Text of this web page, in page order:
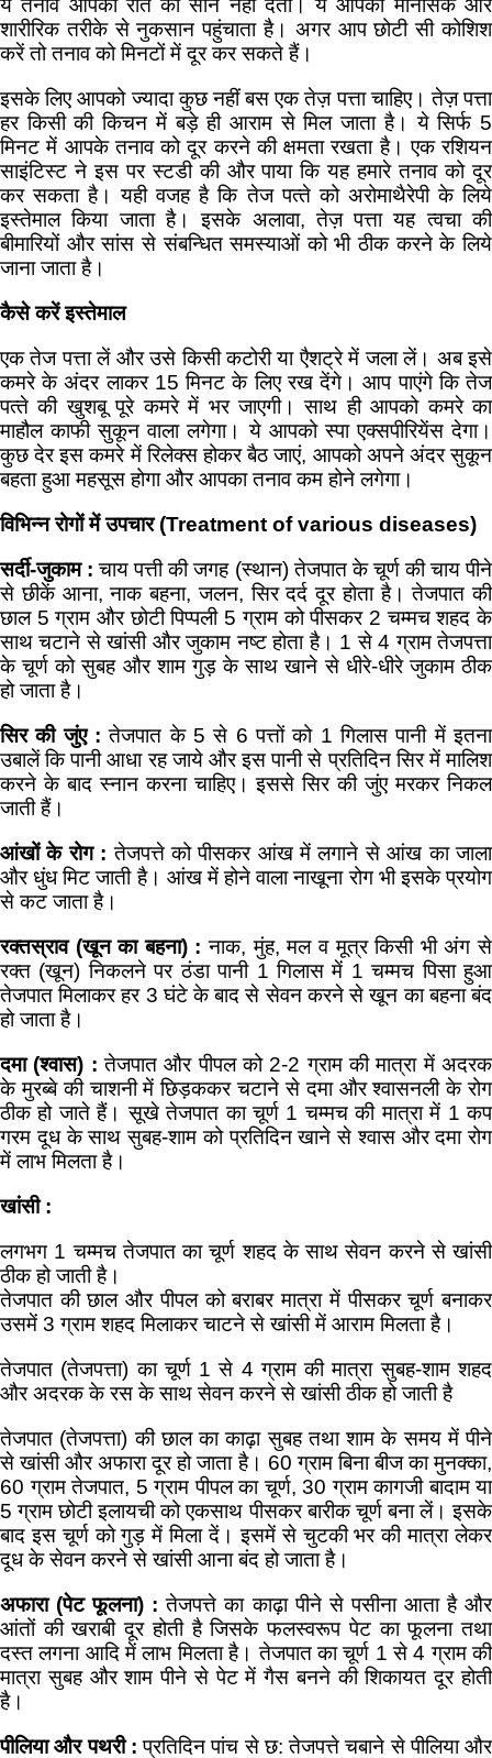
ये तनाव आपको रात को सोने नहीं देता। ये आपको मानसिक और
शारीरिक तरीके से नुकसान पहुंचाता है। अगर आप छोटी सी कोशिश
करें तो तनाव को मिनटों में दूर कर सकते हैं।
इसके लिए आपको ज्यादा कुछ नहीं बस एक तेज़ पत्ता चाहिए। तेज़ पत्ता
हर किसी की किचन में बड़े ही आराम से मिल जाता है। ये सिर्फ 5
मिनट में आपके तनाव को दूर करने की क्षमता रखता है। एक रशियन
साइंटिस्ट ने इस पर स्टडी की और पाया कि यह हमारे तनाव को दूर
कर सकता है। यही वजह है कि तेज पत्‍ते को अरोमाथैरेपी के लिये
इस्‍तेमाल किया जाता है। इसके अलावा, तेज़ पत्ता यह त्‍वचा की
बीमारियों और सांस से संबन्‍धित समस्‍याओं को भी ठीक करने के लिये
जाना जाता है।
कैसे करें इस्तेमाल
एक तेज पत्ता लें और उसे किसी कटोरी या एैशट्रे में जला लें। अब इसे
कमरे के अंदर लाकर 15 मिनट के लिए रख देंगे। आप पाएंगे कि तेज
पत्‍ते की खुशबू पूरे कमरे में भर जाएगी। साथ ही आपको कमरे का
माहौल काफी सुकून वाला लगेगा। ये आपको स्पा एक्सपीरियेंस देगा।
कुछ देर इस कमरे में रिलेक्स होकर बैठ जाएं, आपको अपने अंदर सुकून
बहता हुआ महसूस होगा और आपका तनाव कम होने लगेगा।
विभिन्न रोगों में उपचार (Treatment of various diseases)
सर्दी-जुकाम :चाय पत्ती की जगह (स्थान) तेजपात के चूर्ण की चाय पीने
से छीकें आना, नाक बहना, जलन, सिर दर्द दूर होता है। तेजपात की
छाल 5 ग्राम और छोटी पिप्पली 5 ग्राम को पीसकर 2 चम्मच शहद के
साथ चटाने से खांसी और जुकाम नष्ट होता है। 1 से 4 ग्राम तेजपत्ता
के चूर्ण को सुबह और शाम गुड़ के साथ खाने से धीरे-धीरे जुकाम ठीक
हो जाता है।
सिर की जुंए :तेजपात के 5 से 6 पत्तों को 1 गिलास पानी में इतना
उबालें कि पानी आधा रह जाये और इस पानी से प्रतिदिन सिर में मालिश
करने के बाद स्नान करना चाहिए। इससे सिर की जुंए मरकर निकल
जाती हैं।
आंखों के रोग :तेजपत्ते को पीसकर आंख में लगाने से आंख का जाला
और धुंध मिट जाती है। आंख में होने वाला नाखूना रोग भी इसके प्रयोग
से कट जाता है।
रक्तस्राव (खून का बहना) :नाक, मुंह, मल व मूत्र किसी भी अंग से
रक्त (खून) निकलने पर ठंडा पानी 1 गिलास में 1 चम्मच पिसा हुआ
तेजपात मिलाकर हर 3 घंटे के बाद से सेवन करने से खून का बहना बंद
हो जाता है।
दमा (श्वास) :तेजपात और पीपल को 2-2 ग्राम की मात्रा में अदरक
के मुरब्बे की चाशनी में छिड़ककर चटाने से दमा और श्वासनली के रोग
ठीक हो जाते हैं। सूखे तेजपात का चूर्ण 1 चम्मच की मात्रा में 1 कप
गरम दूध के साथ सुबह-शाम को प्रतिदिन खाने से श्वास और दमा रोग
में लाभ मिलता है।
खांसी :
लगभग 1 चम्मच तेजपात का चूर्ण शहद के साथ सेवन करने से खांसी
ठीक हो जाती है।
तेजपात की छाल और पीपल को बराबर मात्रा में पीसकर चूर्ण बनाकर
उसमें 3 ग्राम शहद मिलाकर चाटने से खांसी में आराम मिलता है।
तेजपात (तेजपत्ता) का चूर्ण 1 से 4 ग्राम की मात्रा सुबह-शाम शहद
और अदरक के रस के साथ सेवन करने से खांसी ठीक हो जाती है
तेजपात (तेजपत्ता) की छाल का काढ़ा सुबह तथा शाम के समय में पीने
से खांसी और अफारा दूर हो जाता है। 60 ग्राम बिना बीज का मुनक्का,
60 ग्राम तेजपात, 5 ग्राम पीपल का चूर्ण, 30 ग्राम कागजी बादाम या
5 ग्राम छोटी इलायची को एकसाथ पीसकर बारीक चूर्ण बना लें। इसके
बाद इस चूर्ण को गुड़ में मिला दें। इसमें से चुटकी भर की मात्रा लेकर
दूध के सेवन करने से खांसी आना बंद हो जाता है।
अफारा (पेट फूलना) :तेजपत्ते का काढ़ा पीने से पसीना आता है और
आंतों की खराबी दूर होती है जिसके फलस्वरूप पेट का फूलना तथा
दस्त लगना आदि में लाभ मिलता है। तेजपात का चूर्ण 1 से 4 ग्राम की
मात्रा सुबह और शाम पीने से पेट में गैस बनने की शिकायत दूर होती
है।
पीलिया और पथरी :प्रतिदिन पांच से छ: तेजपत्ते चबाने से पीलिया और